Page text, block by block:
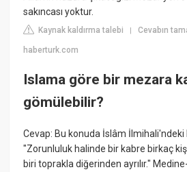
sakıncası yoktur.
Kaynak kaldırma talebi |Cevabın
haberturk.com
Islama göre bir mezara
gömülebilir?
Cevap: Bu konuda İslâm
"Zorunluluk halinde bir kabre birkaç
biri toprakla diğerinden ayrılır."